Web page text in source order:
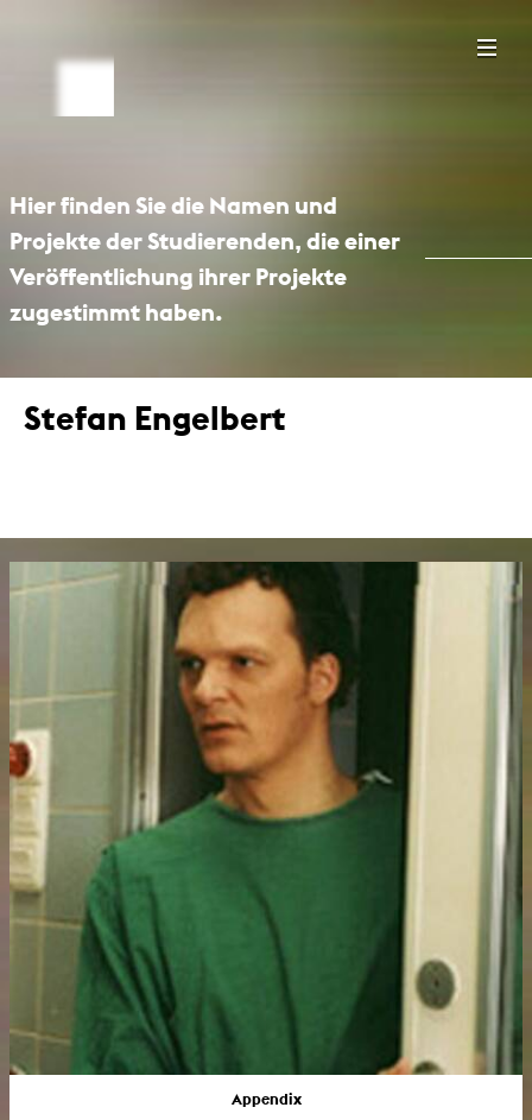
Hier finden Sie die Namen und
Projekte der Studierenden, die einer
Veröffentlichung ihrer Projekte
zugestimmt haben.
Stefan Engelbert
Appendix